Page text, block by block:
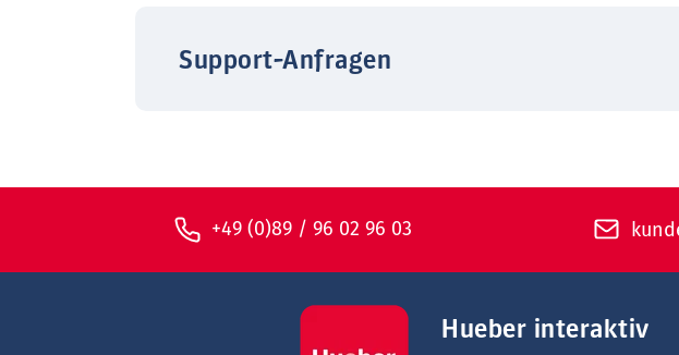
Support-Anfragen
+49 (0)89 / 96 02 96 03
Hueber interaktiv